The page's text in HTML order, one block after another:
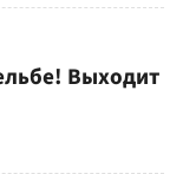
Выходит